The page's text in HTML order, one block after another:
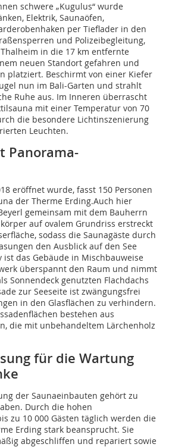
schwere „Kugulus“ wurde
Elektrik, Saunaöfen,
per Tieflader in den
und Polizeibegleitung,
in die 17 km entfernte
neuen Standort gefahren und
platziert. Beschirmt von einer Kiefer
nun im Bali-Garten und strahlt
Ruhe aus. Im Inneren überrascht
mit einer Temperatur von 70
die besondere Lichtinszenierung
Leuchten.
Panorama-
eröffnet wurde, fasst 150 Personen
der Therme Erding.Auch hier
gemeinsam mit dem Bauherrn
auf ovalem Grundriss erstreckt
sodass die Saunagäste durch
den Ausblick auf den See
ist das Gebäude in Mischbauweise
überspannt den Raum und nimmt
Sonnendeck genutzten Flachdachs
zur Seeseite ist zwängungsfrei
in den Glasflächen zu verhindern.
bestehen aus
die mit unbehandeltem Lärchenholz
für die Wartung
der Saunaeinbauten gehört zu
Durch die hohen
zu 10 000 Gästen täglich werden die
Erding stark beansprucht. Sie
abgeschliffen und repariert sowie